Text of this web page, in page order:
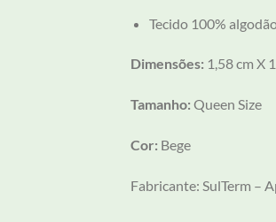
Tecido 100%
Dimensões: 1,58 cm X
Tamanho: Queen Size
Cor: Bege
Fabricante: SulTerm –